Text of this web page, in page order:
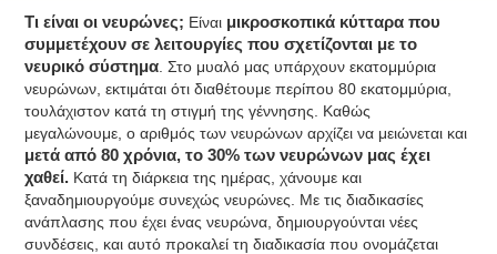
Τι είναι οι νευρώνες; Είναι μικροσκοπικά κύτταρα που
συμμετέχουν σε λειτουργίες που σχετίζονται με το
νευρικό σύστημα . Στο μυαλό μας υπάρχουν εκατομμύρια
νευρώνων, εκτιμάται ότι διαθέτουμε περίπου 80 εκατομμύρια,
τουλάχιστον κατά τη στιγμή της γέννησης. Καθώς
μεγαλώνουμε, ο αριθμός των νευρώνων αρχίζει να μειώνεται και
μετά από 80 χρόνια, το 30% των νευρώνων μας έχει
χαθεί. Κατά τη διάρκεια της ημέρας, χάνουμε και
ξαναδημιουργούμε συνεχώς νευρώνες. Με τις διαδικασίες
ανάπλασης που έχει ένας νευρώνα, δημιουργούνται νέες
συνδέσεις, και αυτό προκαλεί τη διαδικασία που ονομάζεται